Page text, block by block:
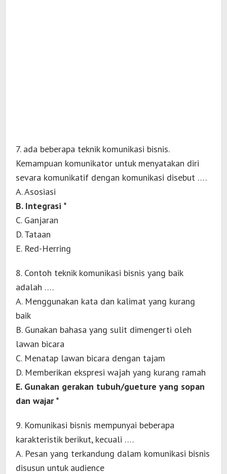
7. ada beberapa teknik komunikasi bisnis.
Kemampuan komunikator untuk menyatakan diri
sevara komunikatif dengan komunikasi disebut ….
A. Asosiasi
B. Integrasi *
C. Ganjaran
D. Tataan
E. Red-Herring
8. Contoh teknik komunikasi bisnis yang baik
adalah ….
A. Menggunakan kata dan kalimat yang kurang
baik
B. Gunakan bahasa yang sulit dimengerti oleh
lawan bicara
C. Menatap lawan bicara dengan tajam
D. Memberikan ekspresi wajah yang kurang ramah
E. Gunakan gerakan tubuh/gueture yang sopan
dan wajar *
9. Komunikasi bisnis mempunyai beberapa
karakteristik berikut, kecuali ….
A. Pesan yang terkandung dalam komunikasi bisnis
disusun untuk audience